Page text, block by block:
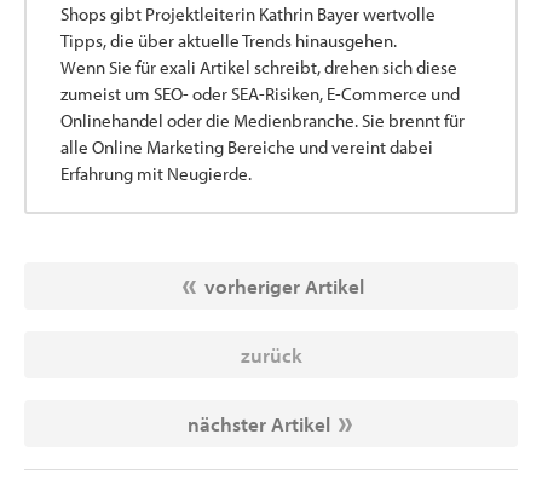
Shops gibt Projektleiterin Kathrin Bayer wertvolle
Tipps, die über aktuelle Trends hinausgehen.
Wenn Sie für exali Artikel schreibt, drehen sich diese
zumeist um SEO- oder SEA-Risiken, E-Commerce und
Onlinehandel oder die Medienbranche. Sie brennt für
alle Online Marketing Bereiche und vereint dabei
Erfahrung mit Neugierde.
vorheriger Artikel
zurück
nächster Artikel